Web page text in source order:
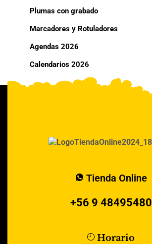
Plumas con grabado
Marcadores y Rotuladores
Agendas 2026
Calendarios 2026
Tienda Online
+56 9 48495480
Horario